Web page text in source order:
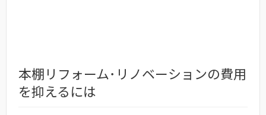
本棚リフォーム･リノベーションの費用
を抑えるには